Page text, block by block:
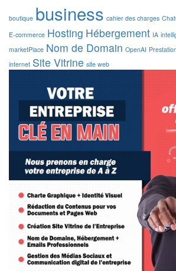
boutique business cahier des charges
E-commerce Hosting Hébergement IA
marketPlace Nom de Domain OpenAI
internet Site Vitrine site web